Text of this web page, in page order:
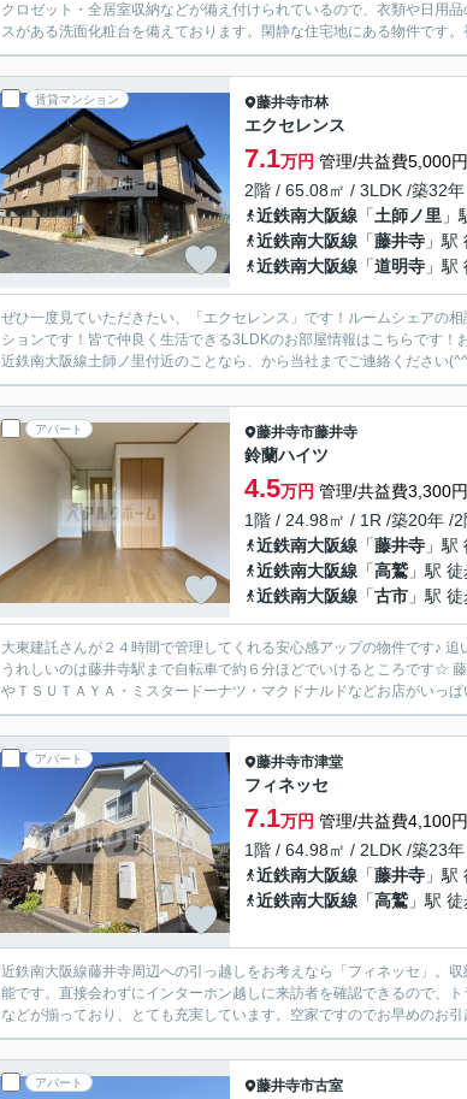
クロゼット・全居室収納などが備え付けられているので、衣類や日用
スがある洗面化粧台を備えております。閑静な住宅地にある物件です
賃貸マンション 藤井寺市林
エクセレンス
7.1万円 管理/共益費5,000円
2階 / 65.08㎡ / 3LDK /築32
近鉄南大阪線 「土師ノ里 」
近鉄南大阪線 「藤井寺 」駅
近鉄南大阪線 「道明寺 」駅
ぜひ一度見ていただきたい、「エクセレンス」です！ルームシェアの
ションです！皆で仲良く生活できる3LDKのお部屋情報はこちらです
近鉄南大阪線土師ノ里付近のことなら、 から当社までご連絡ください
アパート 藤井寺市藤井寺
鈴蘭ハイツ
4.5万円 管理/共益費3,300円
1階 / 24.98㎡ / 1R /築20年 /2
近鉄南大阪線 「藤井寺 」駅
近鉄南大阪線 「高鷲」駅
近鉄南大阪線 「古市 」駅
大東建託さんが２４時間で管理してくれる安心感アップの物件です♪
うれしいのは藤井寺駅まで自転車で約６分ほどでいけるところです☆
やＴＳＵＴＡＹＡ・ミスタードーナツ・マクドナルドなどお店がいっ
アパート 藤井寺市津堂
フィネッセ
7.1万円 管理/共益費4,100円
1階 / 64.98㎡ / 2LDK /築23
近鉄南大阪線 「藤井寺 」駅
近鉄南大阪線 「高鷲」駅
近鉄南大阪線藤井寺周辺への引っ越しをお考えなら「フィネッセ」。
能です。直接会わずにインターホン越しに来訪者を確認できるので、
などが揃っており、とても充実しています。空家ですのでお早めのお
アパート 藤井寺市古室